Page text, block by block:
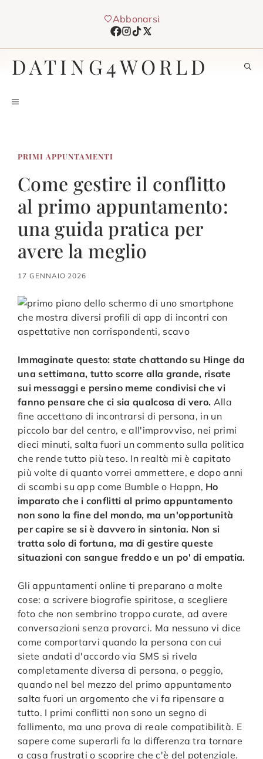
Abbonarsi
DATING4WORLD
MENU
PRIMI APPUNTAMENTI
Come gestire il conflitto
al primo appuntamento:
una guida pratica per
avere la meglio
17 GENNAIO 2026
Immaginate questo: state chattando su Hinge da
una settimana, tutto scorre alla grande, risate
sui messaggi e persino meme condivisi che vi
fanno pensare che ci sia qualcosa di vero. Alla
fine accettano di incontrarsi di persona, in un
piccolo bar del centro, e all'improvviso, nei primi
dieci minuti, salta fuori un commento sulla politica
che rende tutto più teso. In realtà mi è capitato
più volte di quanto vorrei ammettere, e dopo anni
di scambi su app come Bumble o Happn, Ho
imparato che i conflitti al primo appuntamento
non sono la fine del mondo, ma un'opportunità
per capire se si è davvero in sintonia. Non si
tratta solo di fortuna, ma di gestire queste
situazioni con sangue freddo e un po' di empatia.
Gli appuntamenti online ti preparano a molte
cose: a scrivere biografie spiritose, a scegliere
foto che non sembrino troppo curate, ad avere
conversazioni senza provarci. Ma nessuno vi dice
come comportarvi quando la persona con cui
siete andati d'accordo via SMS si rivela
completamente diversa di persona, o peggio,
quando nel bel mezzo del primo appuntamento
salta fuori un argomento che vi fa ripensare a
tutto. I primi conflitti non sono un segno di
fallimento, ma una prova di reale compatibilità. E
sapere come superarli fa la differenza tra tornare
a casa frustrati o scoprire che c'è del potenziale.